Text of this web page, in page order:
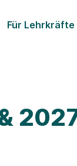
Für Lehrkräfte